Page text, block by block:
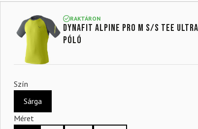
RAKTÁRON
DYNAFIT Alpine Pro M S/S Tee
póló
Szín
Sárga
Méret